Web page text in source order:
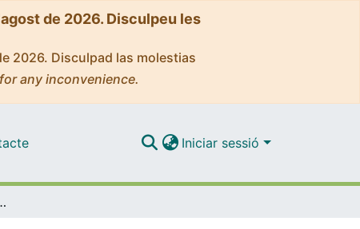
de 2026. Disculpeu les
2026. Disculpad las molestias
any inconvenience.
Iniciar sessió
from the Multi-Center International Prospective Registry (HOPE-2)